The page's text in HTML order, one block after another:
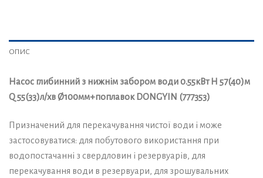
ОПИС
Насос глибинний з нижнім забором води 0.55кВт H 57(40)м
Q 55(33)л/хв Ø100мм+поплавок DONGYIN (777353)
Призначений для перекачування чистої води і може
застосовуватися: для побутового використання при
водопостачанні з свердловин і резервуарів, для
перекачування води в резервуари, для зрошувальних